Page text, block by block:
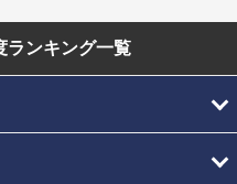
ランキング一覧